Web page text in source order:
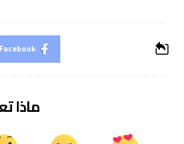
Facebook
ماذا